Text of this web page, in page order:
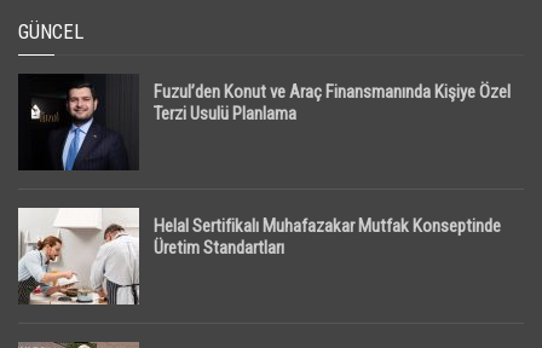
GÜNCEL
Fuzul’den Konut ve Araç Finansmanında Kişiye Özel
Terzi Usulü Planlama
Helal Sertifikalı Muhafazakar Mutfak Konseptinde
Üretim Standartları